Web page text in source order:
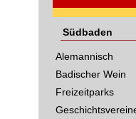
Südbaden
Alemannisch
Badischer Wein
Freizeitparks